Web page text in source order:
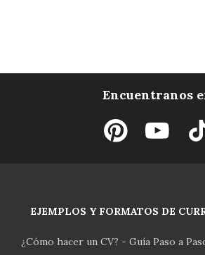
Encuentranos
EJEMPLOS Y FORMATOS DE
¿Cómo hacer un CV? - Guía Paso a